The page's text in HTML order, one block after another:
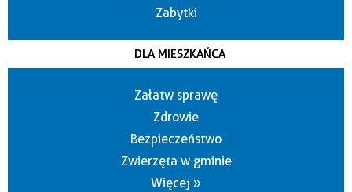
Zabytki
DLA MIESZKAŃCA
Załatw sprawę
Zdrowie
Bezpieczeństwo
Zwierzęta w gminie
Więcej »